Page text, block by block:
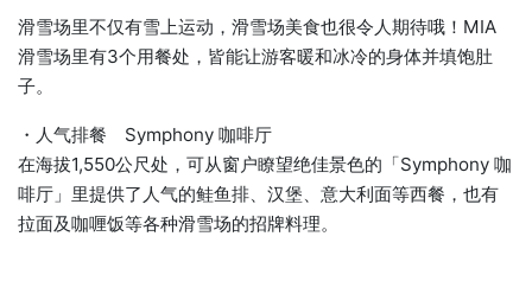
滑雪场里不仅有雪上运动，滑雪场美食也很令人期待哦！MIA
滑雪场里有3个用餐处，皆能让游客暖和冰冷的身体并填饱肚
子。
・人气排餐 Symphony 咖啡厅
在海拔1,550公尺处，可从窗户瞭望绝佳景色的「Symphony 咖
啡厅」里提供了人气的鲑鱼排、汉堡、意大利面等西餐，也有
拉面及咖喱饭等各种滑雪场的招牌料理。